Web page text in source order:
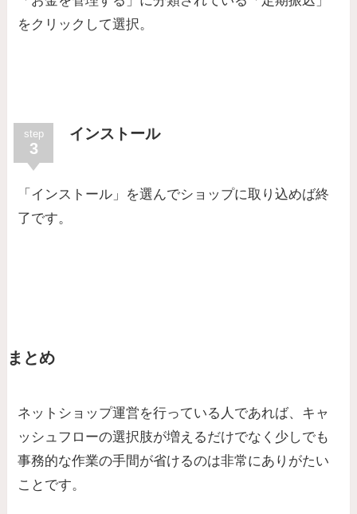
をクリックして選択。
step
3
インストール
「インストール」を選んでショップに取り込めば終
了です。
まとめ
ネットショップ運営を行っている人であれば、キャ
ッシュフローの選択肢が増えるだけでなく少しでも
事務的な作業の手間が省けるのは非常にありがたい
ことです。